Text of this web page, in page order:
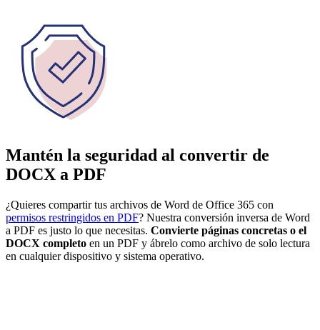
Mantén la seguridad al convertir de
DOCX a PDF
¿Quieres compartir tus archivos de Word de Office 365 con
permisos restringidos en PDF? Nuestra conversión inversa de Word
a PDF es justo lo que necesitas. Convierte páginas concretas o el
DOCX completo en un PDF y ábrelo como archivo de solo lectura
en cualquier dispositivo y sistema operativo.